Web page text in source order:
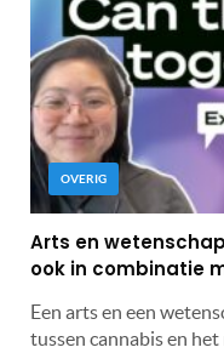
OVERIG
Arts en
ook in combinatie
Een arts en een
tussen cannabis en